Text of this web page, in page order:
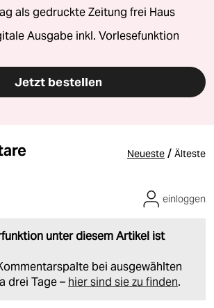
als gedruckte Zeitung frei Haus
Ausgabe inkl. Vorlesefunktion
Jetzt bestellen
Neueste / Älteste
unter diesem Artikel ist
bei ausgewählten
drei Tage – hier sind sie zu finden.
einloggen